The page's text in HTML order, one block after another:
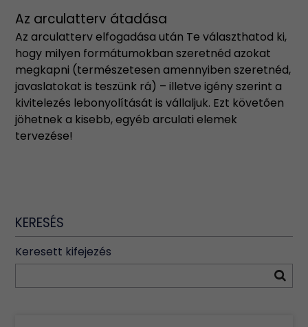
Az arculatterv átadása
Az arculatterv elfogadása után Te választhatod ki,
hogy milyen formátumokban szeretnéd azokat
megkapni (természetesen amennyiben szeretnéd,
javaslatokat is teszünk rá) – illetve igény szerint a
kivitelezés lebonyolítását is vállaljuk. Ezt követően
jöhetnek a kisebb, egyéb arculati elemek
tervezése!
KERESÉS
Keresett kifejezés